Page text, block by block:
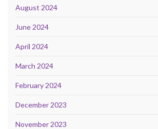
August 2024
June 2024
April 2024
March 2024
February 2024
December 2023
November 2023